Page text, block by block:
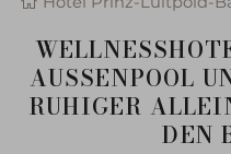
AUSSENPOOL
UHIGER
EN